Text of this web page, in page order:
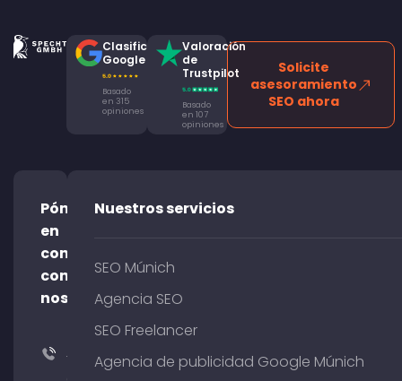
Clasificación
Google
Basado
en 315
opiniones
Valoración
de
Trustpilot
Basado
en 107
opiniones
Solicite
asesoramiento
SEO ahora
Póngase
en
contacto
con
nosotros
+49
Nuestros servicios
SEO Múnich
Agencia SEO
SEO Freelancer
Agencia de publicidad Google Múnich